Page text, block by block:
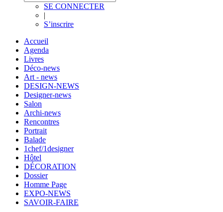
SE CONNECTER
|
S’inscrire
Accueil
Agenda
Livres
Déco-news
Art - news
DESIGN-NEWS
Designer-news
Salon
Archi-news
Rencontres
Portrait
Balade
1chef/1designer
Hôtel
DÉCORATION
Dossier
Homme Page
EXPO-NEWS
SAVOIR-FAIRE